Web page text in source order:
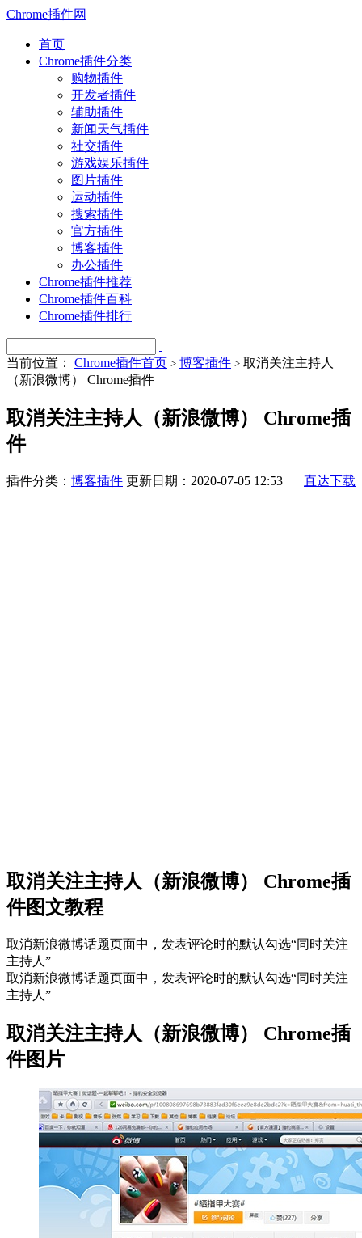
Chrome插件网
首页
Chrome插件分类
购物插件
开发者插件
辅助插件
新闻天气插件
社交插件
游戏娱乐插件
图片插件
运动插件
搜索插件
官方插件
博客插件
办公插件
Chrome插件推荐
Chrome插件百科
Chrome插件排行
当前位置： Chrome插件首页 > 博客插件 > 取消关注主持人
（新浪微博） Chrome插件
取消关注主持人（新浪微博） Chrome插
件
插件分类： 博客插件 更新日期：2020-07-05 12:53 直达下载
取消关注主持人（新浪微博） Chrome插
件图文教程
取消新浪微博话题页面中，发表评论时的默认勾选“同时关注
主持人”
取消新浪微博话题页面中，发表评论时的默认勾选“同时关注
主持人”
取消关注主持人（新浪微博） Chrome插
件图片